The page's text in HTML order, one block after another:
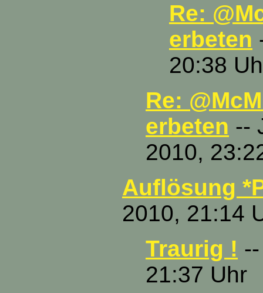
Re:
erbeten
20:38
Re:
erbeten --
2010,
Auflösung
2010, 21:14
Traurig !
21:37 Uhr